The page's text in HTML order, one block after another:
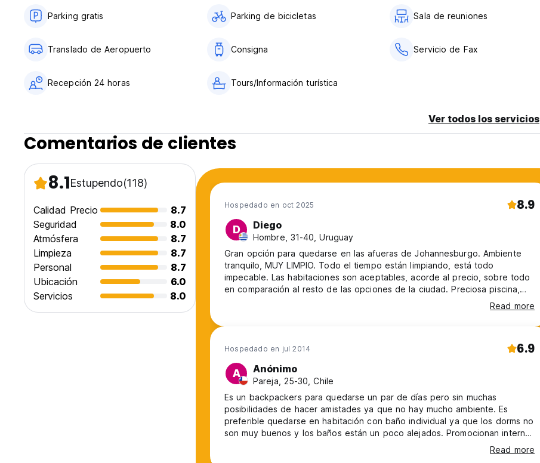
Parking gratis Parking de bicicletas Sala de reuniones
Translado de Aeropuerto Consigna Servicio de Fax
Recepción 24 horas Tours/Información turística
Ver todos los servicios
Comentarios de clientes
8.1Estupendo(118)
Calidad Precio
8.7
Seguridad
8.0
Atmósfera
8.7
Limpieza
8.7
Personal
8.7
Ubicación
6.0
Servicios
8.0
Hospedado en oct 2025 8.9
D Diego
Hombre, 31-40, Uruguay
Gran opción para quedarse en las afueras de Johannesburgo. Ambiente
tranquilo, MUY LIMPIO. Todo el tiempo están limpiando, está todo
impecable. Las habitaciones son aceptables, acorde al precio, sobre todo
en comparación al resto de las opciones de la ciudad. Preciosa piscina,
cocina equipada para cocinar. Estar amplio para distender, trabajar, etc. El
personal es un poco parco, pero recién llegamos al país y da la impresión
Read more
Hospedado en jul 2014 6.9
A Anónimo
Pareja, 25-30, Chile
Es un backpackers para quedarse un par de días pero sin muchas
posibilidades de hacer amistades ya que no hay mucho ambiente. Es
preferible quedarse en habitación con baño individual ya que los dorms no
son muy buenos y los baños están un poco alejados. Promocionan internet
gratis con wifi lo que es una mentira porque tienes que pagar por el wifi y
no es muy rápido. Su ubicación es buena siempre y cuando tengas auto,
Read more